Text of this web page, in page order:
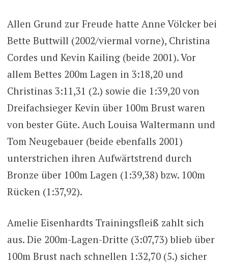
Allen Grund zur Freude hatte Anne Völcker bei
Bette Buttwill (2002/viermal vorne), Christina
Cordes und Kevin Kailing (beide 2001). Vor
allem Bettes 200m Lagen in 3:18,20 und
Christinas 3:11,31 (2.) sowie die 1:39,20 von
Dreifachsieger Kevin über 100m Brust waren
von bester Güte. Auch Louisa Waltermann und
Tom Neugebauer (beide ebenfalls 2001)
unterstrichen ihren Aufwärtstrend durch
Bronze über 100m Lagen (1:39,38) bzw. 100m
Rücken (1:37,92).
Amelie Eisenhardts Trainingsfleiß zahlt sich
aus. Die 200m-Lagen-Dritte (3:07,73) blieb über
100m Brust nach schnellen 1:32,70 (5.) sicher